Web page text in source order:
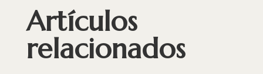
Artículos
relacionados